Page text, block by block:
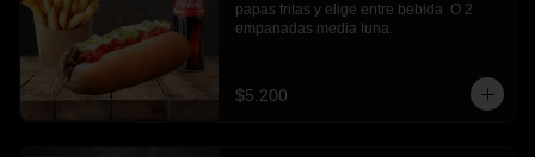
papas fritas y elige entre bebida  O 2
empanadas media luna.
$5.200